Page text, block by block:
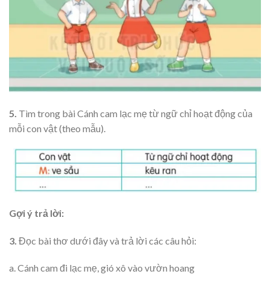
5. Tìm trong bài Cánh cam lạc mẹ từ ngữ chỉ hoạt động của
mỗi con vật (theo mẫu).
Gợi ý trả lời:
3. Đọc bài thơ dưới đây và trả lời các câu hỏi:
a. Cánh cam đi lạc mẹ, gió xô vào vườn hoang